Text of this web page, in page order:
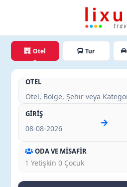
Otel Tur
OTEL
GİRİŞ
ODA VE MİSAFİR
1 Yetişkin 0 Çocuk